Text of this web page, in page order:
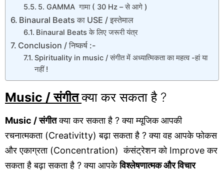
5. GAMMA गामा ( 30 Hz – से आगे )
Binaural Beats का USE / इस्तेमाल
Binaural Beats के लिए जरूरी यंत्र
Conclusion / निष्कर्ष :-
Spirituality in music / संगीत में अध्यात्मिकता का महत्व -हां या
नहीं !
Music / संगीतक्या कर सकता है ?
Music / संगीतक्या कर सकता है ? क्या म्यूजिक आपकी
रचनात्मकता (Creativitty) बढ़ा सकता है ? क्या वह आपके फोकस
और एकाग्रता (Concentration) कंसंट्रेशन को Improve कर
सकता है बढ़ा सकता है ? क्या आपकेविश्लेषणात्मक और विचार